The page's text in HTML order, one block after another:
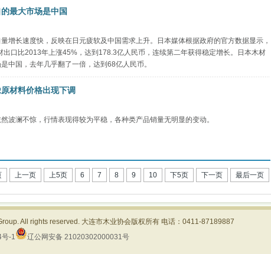
最大市场是中国
增长速度快，反映在日元疲软及中国需求上升。日本媒体根据政府的官方数据显示，
出口比2013年上涨45%，达到178.3亿人民币，连续第二年获得稳定增长。日本木材
中国，去年几乎翻了一倍，达到68亿人民币。
材料价格出现下调
波澜不惊，行情表现得较为平稳，各种类产品销量无明显的变动。
上一页 上5页 6 7 8 9 10 下5页 下一页 最后一页
All rights reserved. 大连市木业协会版权所有 电话：0411-87189887
-1
辽公网安备 21020302000031号